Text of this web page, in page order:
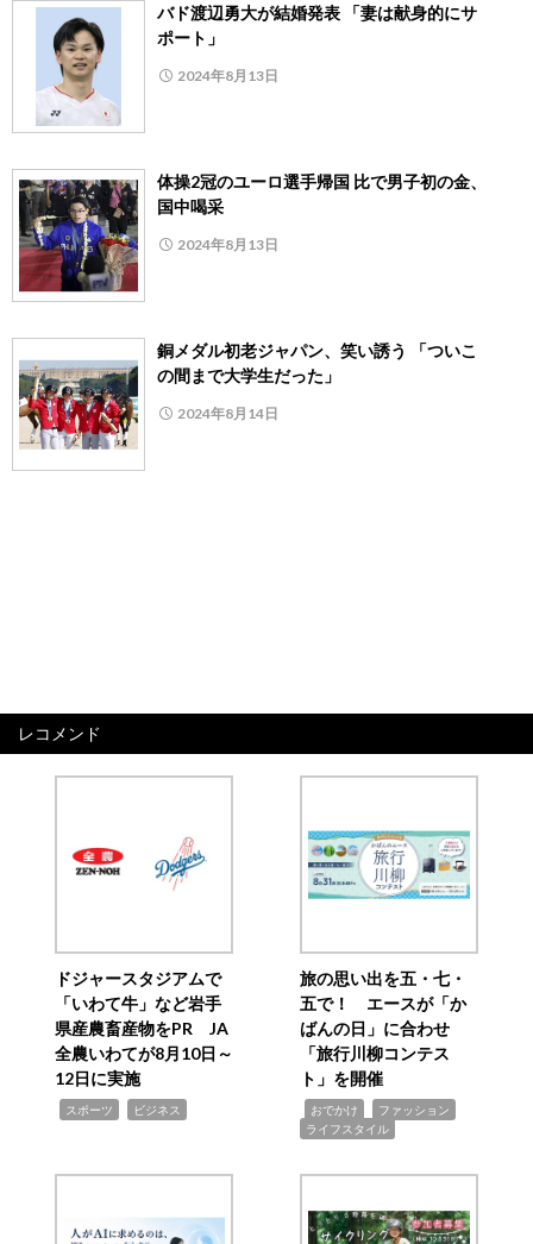
バド渡辺勇大が結婚発表 「妻は献身的にサ
ポート」
2024年8月13日
体操2冠のユーロ選手帰国 比で男子初の金、
国中喝采
2024年8月13日
銅メダル初老ジャパン、笑い誘う 「ついこ
の間まで大学生だった」
2024年8月14日
レコメンド
ドジャースタジアムで
「いわて牛」など岩手
県産農畜産物をPR JA
全農いわてが8月10日～
12日に実施
スポーツ ビジネス
旅の思い出を五・七・
五で！ エースが「か
ばんの日」に合わせ
「旅行川柳コンテス
ト」を開催
おでかけ ファッション
ライフスタイル